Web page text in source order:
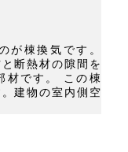
が棟換気です。
断熱材の隙間を
材です。 この棟
建物の室内側空